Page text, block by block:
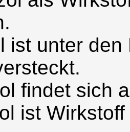
ist unter
findet sich
ist